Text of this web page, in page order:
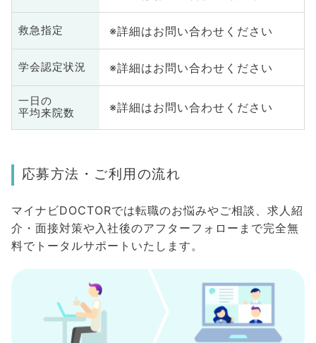
救急指定 ※詳細はお問い合わせください
学会認定状況 ※詳細はお問い合わせください
一日の
平均来院数
※詳細はお問い合わせください
応募方法・ご利用の流れ
マイナビDOCTORでは転職のお悩みやご相談、求人紹
介・面接対策や入社後のアフターフォローまで完全無
料でトータルサポートいたします。